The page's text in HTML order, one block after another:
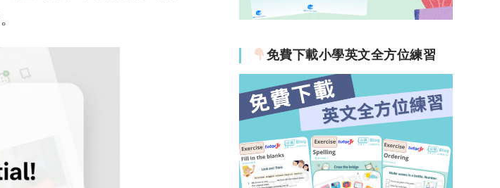
免費下載小學英文全方位練習